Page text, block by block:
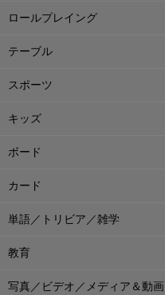
ロールプレイング
テーブル
スポーツ
キッズ
ボード
カード
単語／トリビア／雑学
教育
写真／ビデオ／メディア＆動画